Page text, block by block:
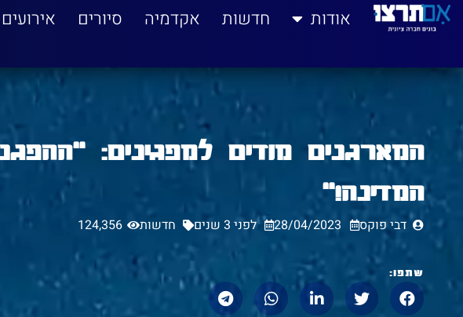
לתוכן אודות חדשות אקדמיה סיורים אירועים
המארגנים מודים למפגינים:
המדינה!"
דבי פוקס 28/04/2023 לפני 3 שנים חדשות 124,356
שתפו: